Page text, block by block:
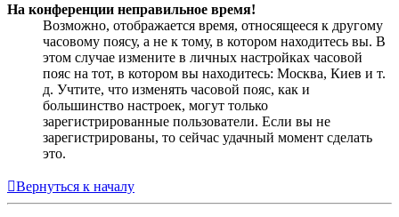
На конференции неправильное время!
Возможно, отображается время, относящееся к другому
часовому поясу, а не к тому, в котором находитесь вы. В
этом случае измените в личных настройках часовой
пояс на тот, в котором вы находитесь: Москва, Киев и т.
д. Учтите, что изменять часовой пояс, как и
большинство настроек, могут только
зарегистрированные пользователи. Если вы не
зарегистрированы, то сейчас удачный момент сделать
это.
Вернуться к началу